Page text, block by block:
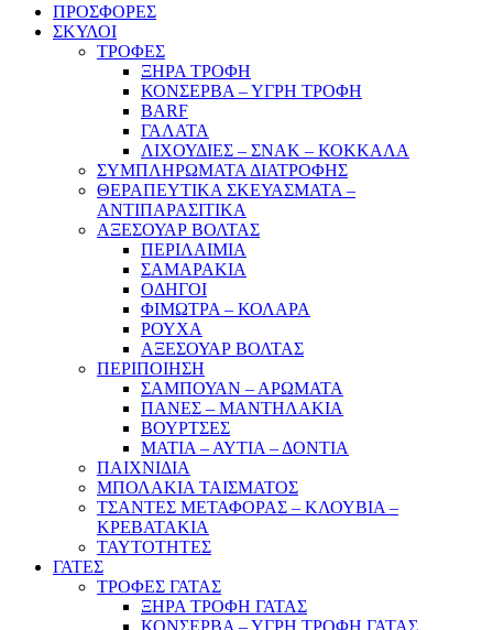
ΠΡΟΣΦΟΡΕΣ
ΣΚΥΛΟΙ
ΤΡΟΦΕΣ
ΞΗΡΑ ΤΡΟΦΗ
ΚΟΝΣΕΡΒΑ – ΥΓΡΗ ΤΡΟΦΗ
BARF
ΓΑΛΑΤΑ
ΛΙΧΟΥΔΙΕΣ – ΣΝΑΚ – ΚΟΚΚΑΛΑ
ΣΥΜΠΛΗΡΩΜΑΤΑ ΔΙΑΤΡΟΦΗΣ
ΘΕΡΑΠΕΥΤΙΚΑ ΣΚΕΥΑΣΜΑΤΑ –
ΑΝΤΙΠΑΡΑΣΙΤΙΚΑ
ΑΞΕΣΟΥΑΡ ΒΟΛΤΑΣ
ΠΕΡΙΛΑΙΜΙΑ
ΣΑΜΑΡΑΚΙΑ
ΟΔΗΓΟΙ
ΦΙΜΩΤΡΑ – ΚΟΛΑΡΑ
ΡΟΥΧΑ
ΑΞΕΣΟΥΑΡ ΒΟΛΤΑΣ
ΠΕΡΙΠΟΙΗΣΗ
ΣΑΜΠΟΥΑΝ – ΑΡΩΜΑΤΑ
ΠΑΝΕΣ – ΜΑΝΤΗΛΑΚΙΑ
ΒΟΥΡΤΣΕΣ
ΜΑΤΙΑ – ΑΥΤΙΑ – ΔΟΝΤΙΑ
ΠΑΙΧΝΙΔΙΑ
ΜΠΟΛΑΚΙΑ ΤΑΙΣΜΑΤΟΣ
ΤΣΑΝΤΕΣ ΜΕΤΑΦΟΡΑΣ – ΚΛΟΥΒΙΑ –
ΚΡΕΒΑΤΑΚΙΑ
ΤΑΥΤΟΤΗΤΕΣ
ΓΑΤΕΣ
ΤΡΟΦΕΣ ΓΑΤΑΣ
ΞΗΡΑ ΤΡΟΦΗ ΓΑΤΑΣ
ΚΟΝΣΕΡΒΑ – ΥΓΡΗ ΤΡΟΦΗ ΓΑΤΑΣ